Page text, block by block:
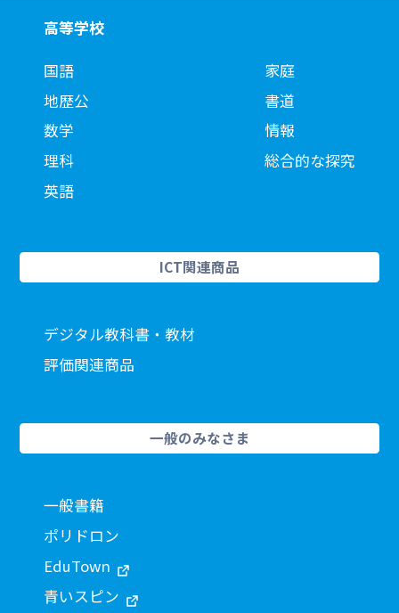
高等学校
国語
地歴公
数学
理科
英語
家庭
書道
情報
総合的な探究
ICT関連商品
デジタル教科書・教材
評価関連商品
一般のみなさま
一般書籍
ポリドロン
EduTown
青いスピン